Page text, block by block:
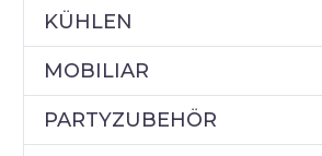
KÜHLEN
MOBILIAR
PARTYZUBEHÖR